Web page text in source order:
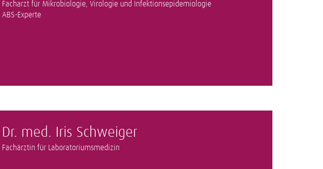
Facharzt für Mikrobiologie, Virologie und Infektionsepidemiologie
ABS-Experte
Dr. med. Iris Schweiger
Fachärztin für Laboratoriumsmedizin